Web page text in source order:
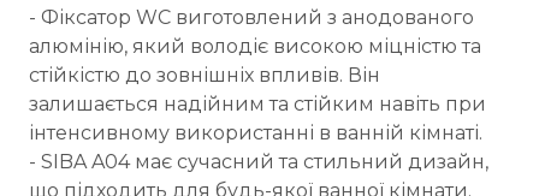
- Фіксатор WC виготовлений з анодованого
алюмінію, який володіє високою міцністю та
стійкістю до зовнішніх впливів. Він
залишається надійним та стійким навіть при
інтенсивному використанні в ванній кімнаті.
- SIBA A04 має сучасний та стильний дизайн,
що підходить для будь-якої ванної кімнати.